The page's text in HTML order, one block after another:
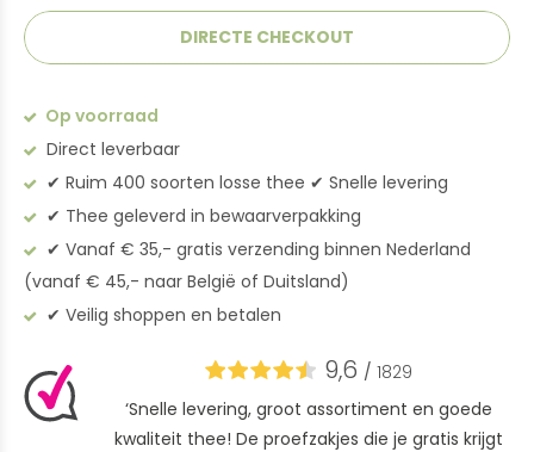
DIRECTE CHECKOUT
Op voorraad
Direct leverbaar
✔︎ Ruim 400 soorten losse thee ✔︎ Snelle levering
✔︎ Thee geleverd in bewaarverpakking
✔︎ Vanaf € 35,- gratis verzending binnen Nederland
(vanaf € 45,- naar België of Duitsland)
✔︎ Veilig shoppen en betalen
9,6 / 1829
‘Snelle levering, groot assortiment en goede
kwaliteit thee! De proefzakjes die je gratis krijgt